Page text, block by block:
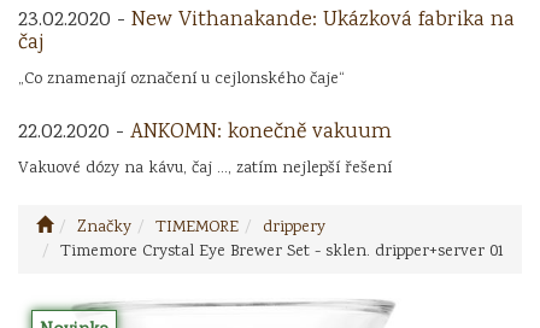
23.02.2020 - New Vithanakande: Ukázková fabrika na
čaj
„Co znamenají označení u cejlonského čaje“
22.02.2020 - ANKOMN: konečně vakuum
Vakuové dózy na kávu, čaj ..., zatím nejlepší řešení
Značky TIMEMORE
drippery
Timemore Crystal Eye Brewer Set - sklen. dripper+server 01